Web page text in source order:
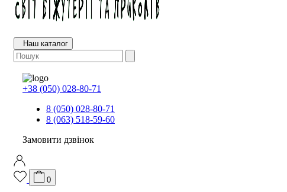
Наш каталог
+38 (050) 028-80-71
8 (050) 028-80-71
8 (063) 518-59-60
Замовити дзвінок
0